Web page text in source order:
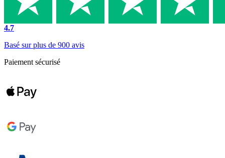
4.7
Basé sur plus de 900 avis
Paiement sécurisé